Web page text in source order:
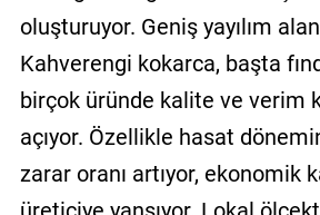
oluşturuyor. Geniş yayılım
Kahverengi kokarca, başta
birçok üründe kalite ve verim
açıyor. Özellikle hasat
zarar oranı artıyor, ekonomik